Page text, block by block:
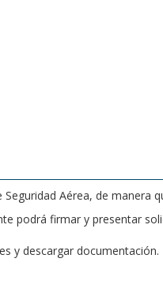
Aérea, de manera
podrá firmar y presentar
y descargar documentación.